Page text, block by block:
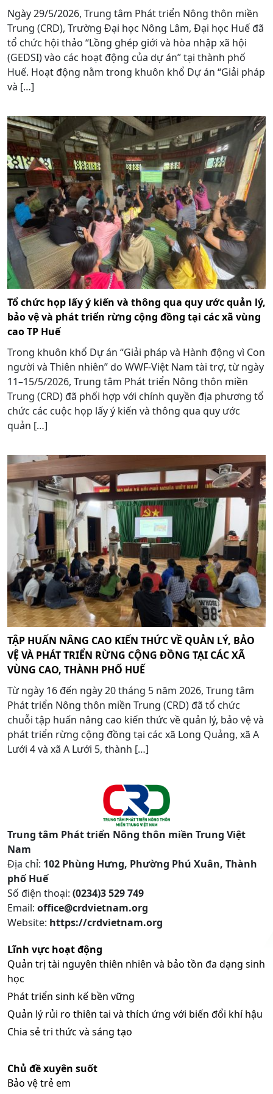
Ngày 29/5/2026, Trung tâm Phát triển Nông thôn miền
Trung (CRD), Trường Đại học Nông Lâm, Đại học Huế đã
tổ chức hội thảo “Lồng ghép giới và hòa nhập xã hội
(GEDSI) vào các hoạt động của dự án” tại thành phố
Huế. Hoạt động nằm trong khuôn khổ Dự án “Giải pháp
và […]
Tổ chức họp lấy ý kiến và thông qua quy ước quản lý,
bảo vệ và phát triển rừng cộng đồng tại các xã vùng
cao TP Huế
Trong khuôn khổ Dự án “Giải pháp và Hành động vì Con
người và Thiên nhiên” do WWF-Việt Nam tài trợ, từ ngày
11–15/5/2026, Trung tâm Phát triển Nông thôn miền
Trung (CRD) đã phối hợp với chính quyền địa phương tổ
chức các cuộc họp lấy ý kiến và thông qua quy ước
quản […]
TẬP HUẤN NÂNG CAO KIẾN THỨC VỀ QUẢN LÝ, BẢO
VỆ VÀ PHÁT TRIỂN RỪNG CỘNG ĐỒNG TẠI CÁC XÃ
VÙNG CAO, THÀNH PHỐ HUẾ
Từ ngày 16 đến ngày 20 tháng 5 năm 2026, Trung tâm
Phát triển Nông thôn miền Trung (CRD) đã tổ chức
chuỗi tập huấn nâng cao kiến thức về quản lý, bảo vệ và
phát triển rừng cộng đồng tại các xã Long Quảng, xã A
Lưới 4 và xã A Lưới 5, thành […]
Trung tâm Phát triển Nông thôn miền Trung Việt
Nam
Địa chỉ: 102 Phùng Hưng, Phường Phú Xuân, Thành
phố Huế
Số điện thoại: (0234)3 529 749
Email: office@crdvietnam.org
Website: https://crdvietnam.org
Lĩnh vực hoạt động
Quản trị tài nguyên thiên nhiên và bảo tồn đa dạng sinh
học
Phát triển sinh kế bền vững
Quản lý rủi ro thiên tai và thích ứng với biến đổi khí hậu
Chia sẻ tri thức và sáng tạo
Chủ đề xuyên suốt
Bảo vệ trẻ em